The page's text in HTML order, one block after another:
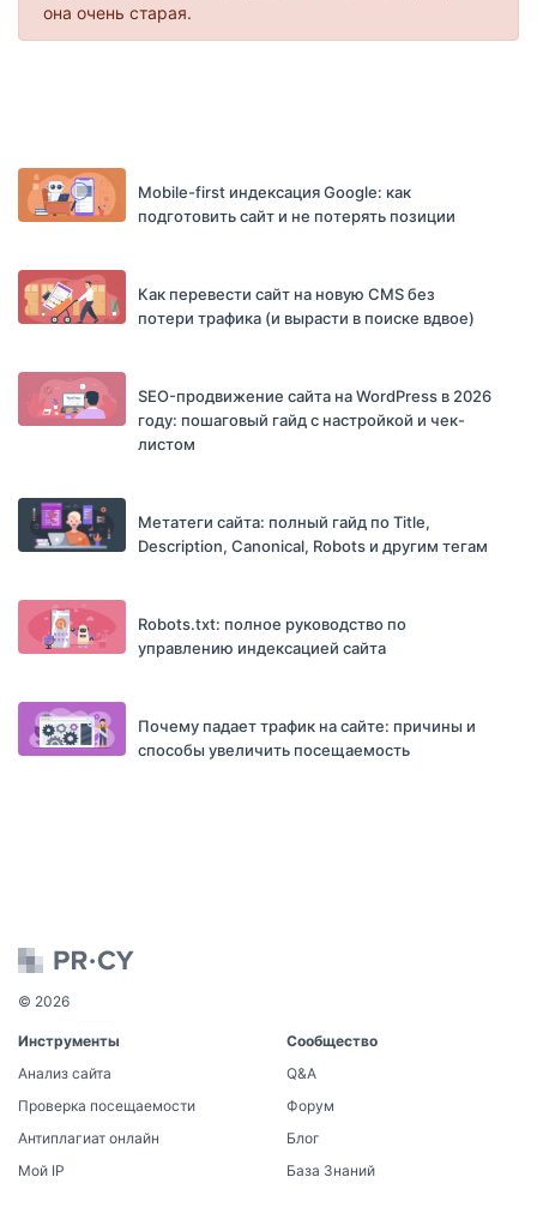
она очень старая.
Mobile-first индексация Google: как
подготовить сайт и не потерять позиции
Как перевести сайт на новую CMS без
потери трафика (и вырасти в поиске вдвое)
SEO-продвижение сайта на WordPress в 2026
году: пошаговый гайд с настройкой и чек-
листом
Метатеги сайта: полный гайд по Title,
Description, Canonical, Robots и другим тегам
Robots.txt: полное руководство по
управлению индексацией сайта
Почему падает трафик на сайте: причины и
способы увеличить посещаемость
© 2026
Инструменты
Анализ сайта
Проверка посещаемости
Антиплагиат онлайн
Мой IP
Сообщество
Q&A
Форум
Блог
База Знаний